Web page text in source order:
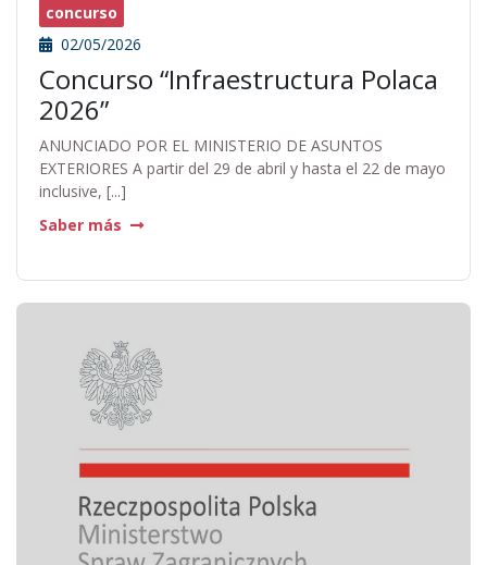
concurso
02/05/2026
Concurso “Infraestructura Polaca
2026”
ANUNCIADO POR EL MINISTERIO DE ASUNTOS
EXTERIORES A partir del 29 de abril y hasta el 22 de mayo
inclusive, [...]
Saber más